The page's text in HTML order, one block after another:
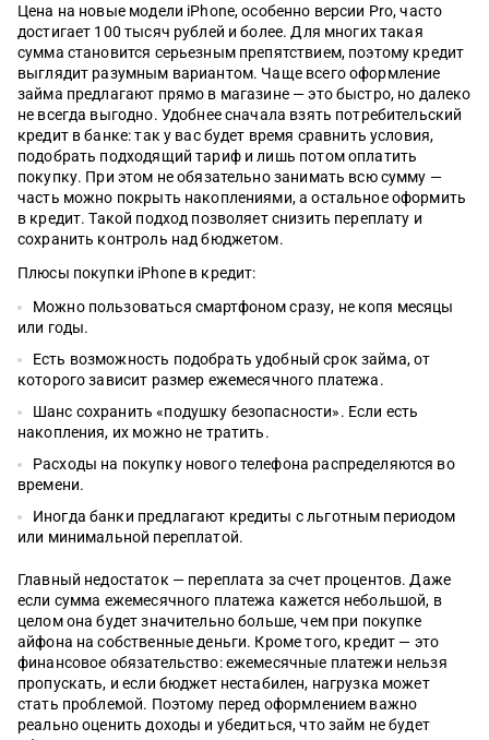
неделю
40
0 36
1516
0
518 0 485
536
0
1288 0 1631
445 0 845
Цена на новые модели iPhone, особенно версии Pro, часто
достигает 100 тысяч рублей и более. Для многих такая
сумма становится серьезным препятствием, поэтому кредит
выглядит разумным вариантом. Чаще всего оформление
займа предлагают прямо в магазине — это быстро, но далеко
не всегда выгодно. Удобнее сначала взять потребительский
кредит в банке: так у вас будет время сравнить условия,
подобрать подходящий тариф и лишь потом оплатить
покупку. При этом не обязательно занимать всю сумму —
часть можно покрыть накоплениями, а остальное оформить
в кредит. Такой подход позволяет снизить переплату и
сохранить контроль над бюджетом.
Плюсы покупки iPhone в кредит:
Можно пользоваться смартфоном сразу, не копя месяцы
или годы.
Есть возможность подобрать удобный срок займа, от
которого зависит размер ежемесячного платежа.
Шанс сохранить «подушку безопасности». Если есть
накопления, их можно не тратить.
Расходы на покупку нового телефона распределяются во
времени.
Иногда банки предлагают кредиты с льготным периодом
или минимальной переплатой.
Главный недостаток — переплата за счет процентов. Даже
если сумма ежемесячного платежа кажется небольшой, в
целом она будет значительно больше, чем при покупке
айфона на собственные деньги. Кроме того, кредит — это
финансовое обязательство: ежемесячные платежи нельзя
пропускать, и если бюджет нестабилен, нагрузка может
стать проблемой. Поэтому перед оформлением важно
реально оценить доходы и убедиться, что займ не будет